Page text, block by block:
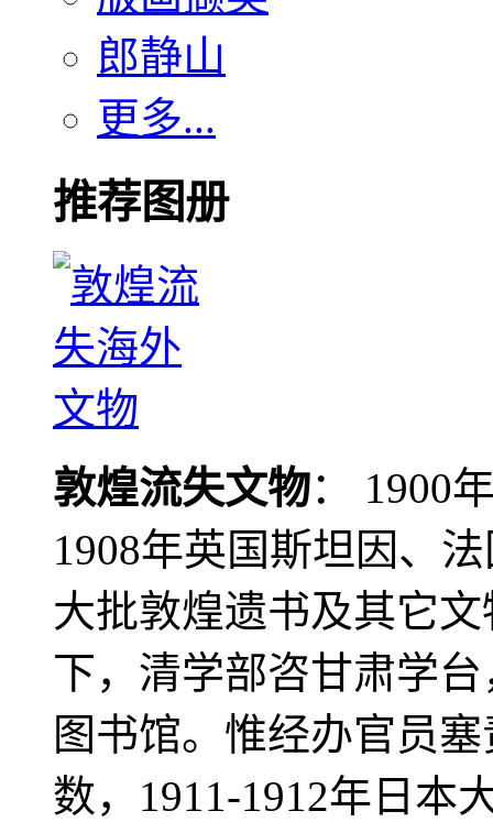
郎静山
更多...
推荐图册
敦煌流失文物： 1900
1908年英国斯坦因、
大批敦煌遗书及其它
下，清学部咨甘肃学
图书馆。惟经办官员
数，1911-1912年日本